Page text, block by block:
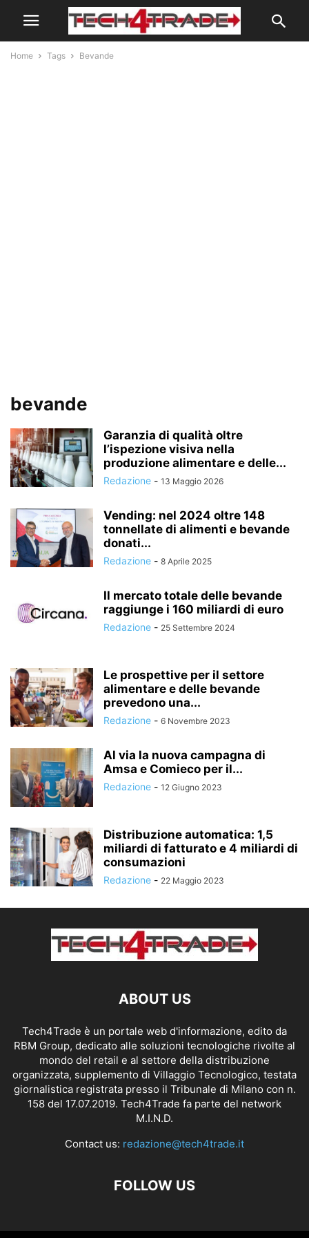
Home Tags Bevande
bevande
Garanzia di qualità oltre
l’ispezione visiva nella
produzione alimentare e delle...
Redazione - 13 Maggio 2026
Vending: nel 2024 oltre 148
tonnellate di alimenti e bevande
donati...
Redazione - 8 Aprile 2025
Il mercato totale delle bevande
raggiunge i 160 miliardi di euro
Redazione - 25 Settembre 2024
Le prospettive per il settore
alimentare e delle bevande
prevedono una...
Redazione - 6 Novembre 2023
Al via la nuova campagna di
Amsa e Comieco per il...
Redazione - 12 Giugno 2023
Distribuzione automatica: 1,5
miliardi di fatturato e 4 miliardi di
consumazioni
Redazione - 22 Maggio 2023
ABOUT US
Tech4Trade è un portale web d'informazione, edito da
RBM Group, dedicato alle soluzioni tecnologiche rivolte al
mondo del retail e al settore della distribuzione
organizzata, supplemento di Villaggio Tecnologico, testata
giornalistica registrata presso il Tribunale di Milano con n.
158 del 17.07.2019. Tech4Trade fa parte del network
M.I.N.D.
Contact us: redazione@tech4trade.it
FOLLOW US